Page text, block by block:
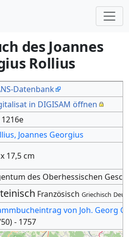
des Joannes
Rollius
Datenbank
in DIGISAM öffnen
Joannes Georgius
17,5 cm
des Oberhessischen
Französisch Griechisch
von Joh. Georg
)- 1757